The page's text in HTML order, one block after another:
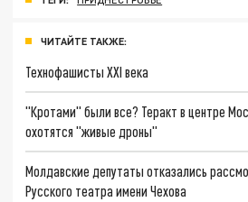
ЧИТАЙТЕ ТАКЖЕ:
Технофашисты XXI века
"Кротами" были все? Теракт в центре
охотятся "живые дроны"
Молдавские депутаты отказались
Русского театра имени Чехова